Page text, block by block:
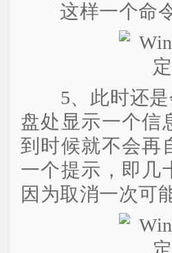
这样一个命令
5、此时还是
盘处显示一个信
到时候就不会再
一个提示，即几
因为取消一次可